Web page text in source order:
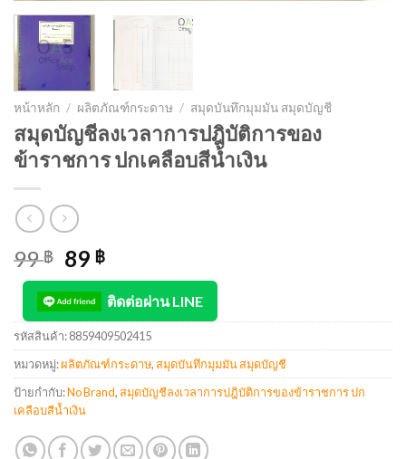
หน้าหลัก / ผลิตภัณฑ์กระดาษ / สมุดบันทึกมุมมัน สมุดบัญชี
สมุดบัญชีลงเวลาการปฎิบัติการของ
ข้าราชการ ปกเคลือบสีน้ำเงิน
99฿ 89 ฿
ติดต่อผ่าน LINE
รหัสสินค้า:8859409502415
หมวดหมู่:ผลิตภัณฑ์กระดาษ,สมุดบันทึกมุมมัน สมุดบัญชี
ป้ายกำกับ:No Brand,สมุดบัญชีลงเวลาการปฎิบัติการของข้าราชการ ปก
เคลือบสีน้ำเงิน